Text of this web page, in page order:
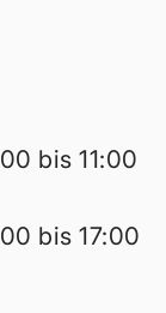
bis 11:00
bis 17:00